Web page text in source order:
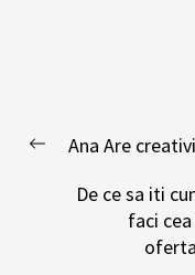
navigation
PreviousAna Are
De ce sa iti
faci